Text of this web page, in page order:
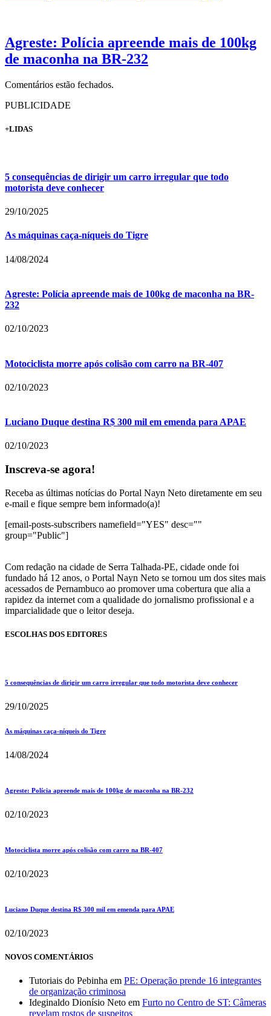
Agreste: Polícia apreende mais de 100kg
de maconha na BR-232
Comentários estão fechados.
PUBLICIDADE
+LIDAS
5 consequências de dirigir um carro irregular que todo
motorista deve conhecer
29/10/2025
As máquinas caça-níqueis do Tigre
14/08/2024
Agreste: Polícia apreende mais de 100kg de maconha na BR-
232
02/10/2023
Motociclista morre após colisão com carro na BR-407
02/10/2023
Luciano Duque destina R$ 300 mil em emenda para APAE
02/10/2023
Inscreva-se agora!
Receba as últimas notícias do Portal Nayn Neto diretamente em seu
e-mail e fique sempre bem informado(a)!
[email-posts-subscribers namefield="YES" desc=""
group="Public"]
Com redação na cidade de Serra Talhada-PE, cidade onde foi
fundado há 12 anos, o Portal Nayn Neto se tornou um dos sites mais
acessados de Pernambuco ao promover uma cobertura que alia a
rapidez da internet com a qualidade do jornalismo profissional e a
imparcialidade que o leitor deseja.
ESCOLHAS DOS EDITORES
5 consequências de dirigir um carro irregular que todo motorista deve conhecer
29/10/2025
As máquinas caça-níqueis do Tigre
14/08/2024
Agreste: Polícia apreende mais de 100kg de maconha na BR-232
02/10/2023
Motociclista morre após colisão com carro na BR-407
02/10/2023
Luciano Duque destina R$ 300 mil em emenda para APAE
02/10/2023
NOVOS COMENTÁRIOS
Tutoriais do Pebinha em PE: Operação prende 16 integrantes
de organização criminosa
Ideginaldo Dionísio Neto em Furto no Centro de ST: Câmeras
revelam rostos de suspeitos